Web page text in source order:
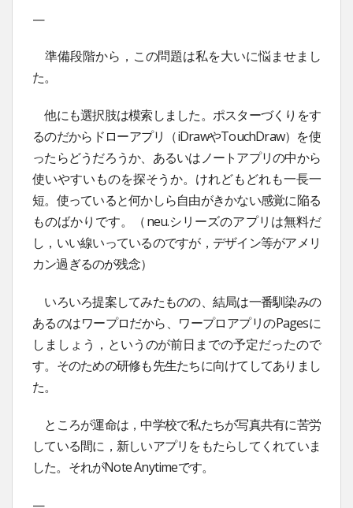
—
準備段階から，この問題は私を大いに悩ませまし
た。
他にも選択肢は模索しました。ポスターづくりをす
るのだからドローアプリ（iDrawやTouchDraw）を使
ったらどうだろうか、あるいはノートアプリの中から
使いやすいものを探そうか。けれどもどれも一長一
短。使っていると何かしら自由がきかない感覚に陥る
ものばかりです。（neu.シリーズのアプリは無料だ
し，いい線いっているのですが，デザイン等がアメリ
カン過ぎるのが残念）
いろいろ提案してみたものの、結局は一番馴染みの
あるのはワープロだから、ワープロアプリのPagesに
しましょう，というのが前日までの予定だったので
す。そのための研修も先生たちに向けてしてありまし
た。
ところが運命は，中学校で私たちが写真共有に苦労
している間に，新しいアプリをもたらしてくれていま
した。それがNote Anytimeです。
—